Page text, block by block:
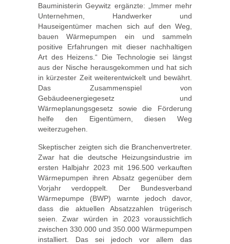
Bauministerin Geywitz ergänzte: „Immer mehr
Unternehmen, Handwerker und
Hauseigentümer machen sich auf den Weg,
bauen Wärmepumpen ein und sammeln
positive Erfahrungen mit dieser nachhaltigen
Art des Heizens.“ Die Technologie sei längst
aus der Nische herausgekommen und hat sich
in kürzester Zeit weiterentwickelt und bewährt.
Das Zusammenspiel von
Gebäudeenergiegesetz und
Wärmeplanungsgesetz sowie die Förderung
helfe den Eigentümern, diesen Weg
weiterzugehen.
Skeptischer zeigten sich die Branchenvertreter.
Zwar hat die deutsche Heizungsindustrie im
ersten Halbjahr 2023 mit 196.500 verkauften
Wärmepumpen ihren Absatz gegenüber dem
Vorjahr verdoppelt. Der Bundesverband
Wärmepumpe (BWP) warnte jedoch davor,
dass die aktuellen Absatzzahlen trügerisch
seien. Zwar würden in 2023 voraussichtlich
zwischen 330.000 und 350.000 Wärmepumpen
installiert. Das sei jedoch vor allem das